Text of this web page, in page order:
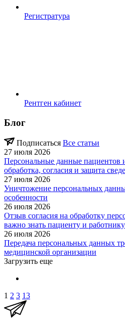
Регистратура
Рентген кабинет
Блог
Подписаться Все статьи
27 июля 2026
Персональные данные пациентов
обработка, согласия и защита
27 июля 2026
Уничтожение персональных
особенности
26 июля 2026
Отзыв согласия на обработку
важно знать пациенту и работнику
26 июля 2026
Передача персональных данных
медицинской организации
Загрузить еще
1 2 3 13